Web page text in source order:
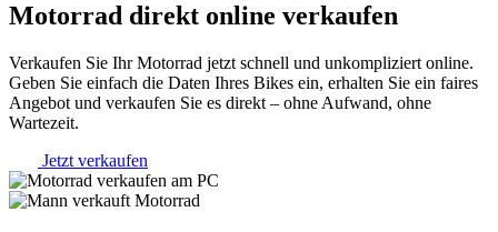
Motorrad direkt online verkaufen
Verkaufen Sie Ihr Motorrad jetzt schnell und unkompliziert online.
Geben Sie einfach die Daten Ihres Bikes ein, erhalten Sie ein faires
Angebot und verkaufen Sie es direkt – ohne Aufwand, ohne
Wartezeit.
Jetzt verkaufen